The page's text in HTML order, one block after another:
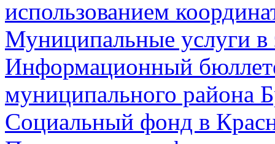
использованием
Муниципальные услуги в
Информационный
муниципального района
Социальный фонд в